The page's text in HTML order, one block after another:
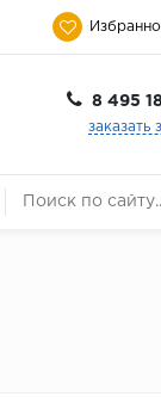
8 495
заказать